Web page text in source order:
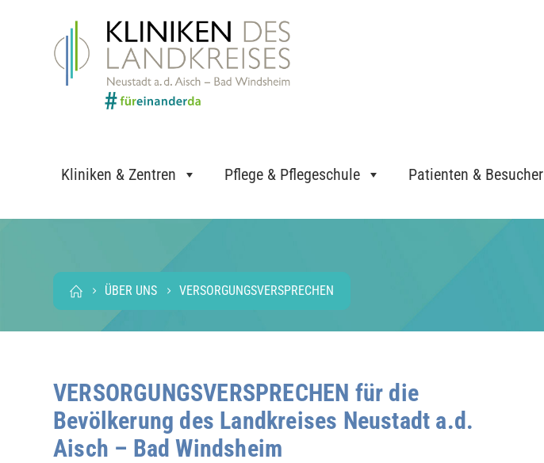
Kliniken & Zentren Pflege & Pflegeschule Patienten & Besucher
ÜBER UNS VERSORGUNGSVERSPRECHEN
VERSORGUNGSVERSPRECHEN für die
Bevölkerung des Landkreises Neustadt a.d.
Aisch – Bad Windsheim